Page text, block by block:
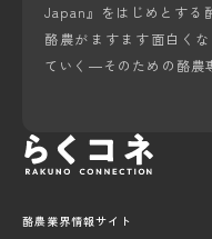
Japan』をはじめとする
酪農がますます面白く
ていく―そのための酪農
酪農業界情報サイト